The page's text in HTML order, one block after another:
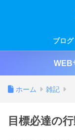
ブロ
WEB
ホーム 雑記
目標必達の